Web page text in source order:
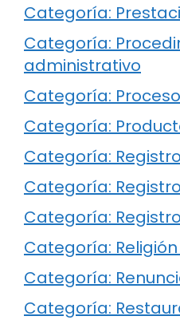
Categoría:
Categoría:
administrativo
Categoría:
Categoría:
Categoría:
Categoría:
Categoría:
Categoría:
Categoría:
Categoría: